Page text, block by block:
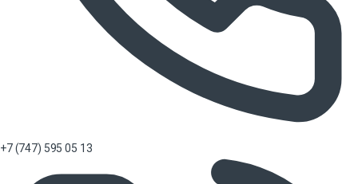
+7 (747) 595 05 13